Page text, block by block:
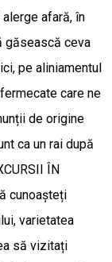
afară, în
găsească ceva
pe aliniamentul
care ne
de origine
ca un rai după
ÎN
cunoașteți
varietatea
să vizitați